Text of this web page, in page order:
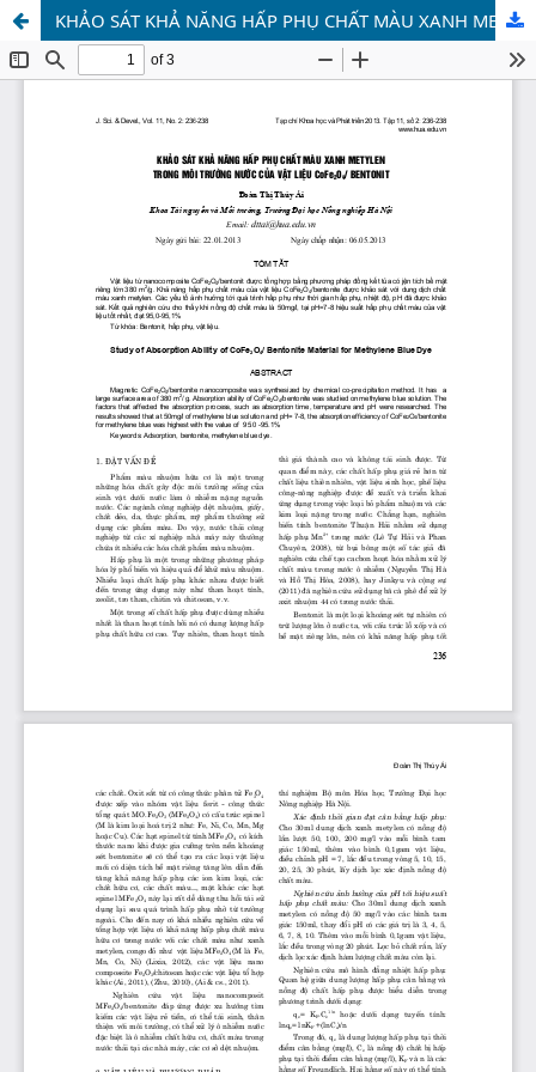
KHẢO SÁT KHẢ NĂNG HẤP PHỤ CHẤT MÀU XANH METYLEN TRONG MÔI TRƯỜNG NƯỚC CỦA VẬT LIỆU CoFe2O4/ BENTONIT